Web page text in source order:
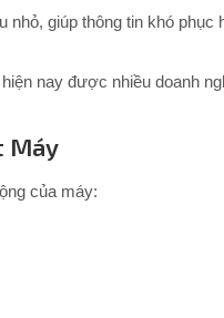
nhỏ, giúp thông tin khó
nay được nhiều doanh
Máy
của máy: